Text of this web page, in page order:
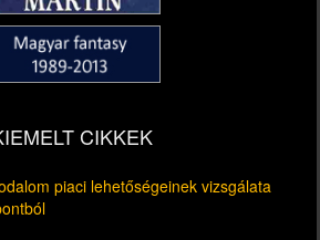
CIKKEK
piaci lehetőségeinek vizsgálata